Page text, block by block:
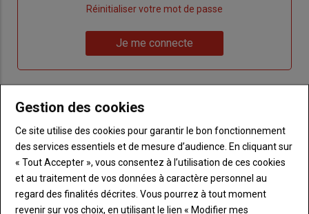
de
passe"
Réinitialiser votre mot de passe
me
connecte"
Je me connecte
titre
TITRE CRÉEZ UN COMPTE
BodyChoisissez votre formule et créez votre
compte pour accéder à tout Terre de
Touraine.
Gestion des cookies
Ce site utilise des cookies pour garantir le bon fonctionnement
des services essentiels et de mesure d’audience. En cliquant sur
« Tout Accepter », vous consentez à l’utilisation de ces cookies
et au traitement de vos données à caractère personnel au
regard des finalités décrites. Vous pourrez à tout moment
revenir sur vos choix, en utilisant le lien « Modifier mes